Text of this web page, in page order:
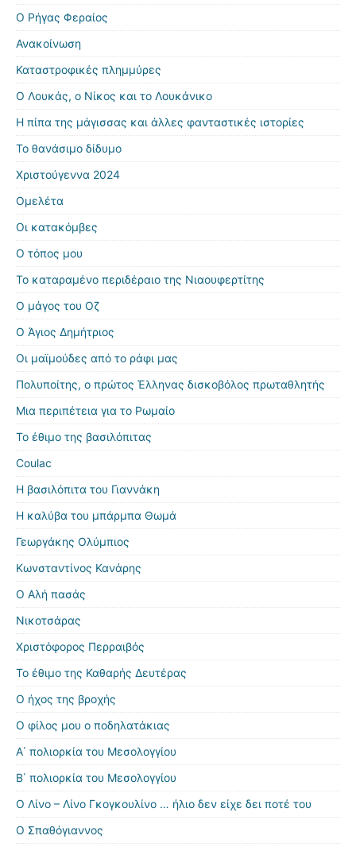
Ο Ρήγας Φεραίος
Ανακοίνωση
Καταστροφικές πλημμύρες
Ο Λουκάς, ο Νίκος και το Λουκάνικο
Η πίπα της μάγισσας και άλλες φανταστικές ιστορίες
Το θανάσιμο δίδυμο
Χριστούγεννα 2024
Ομελέτα
Οι κατακόμβες
Ο τόπος μου
Το καταραμένο περιδέραιο της Νιαουφερτίτης
Ο μάγος του Οζ
Ο Άγιος Δημήτριος
Οι μαϊμούδες από το ράφι μας
Πολυποίτης, ο πρώτος Έλληνας δισκοβόλος πρωταθλητής
Μια περιπέτεια για το Ρωμαίο
Το έθιμο της βασιλόπιτας
Coulac
Η βασιλόπιτα του Γιαννάκη
Η καλύβα του μπάρμπα Θωμά
Γεωργάκης Ολύμπιος
Κωνσταντίνος Κανάρης
Ο Αλή πασάς
Νικοτσάρας
Χριστόφορος Περραιβός
Το έθιμο της Καθαρής Δευτέρας
Ο ήχος της βροχής
Ο φίλος μου ο ποδηλατάκιας
Α΄ πολιορκία του Μεσολογγίου
Β΄ πολιορκία του Μεσολογγίου
Ο Λίνο – Λίνο Γκογκουλίνο … ήλιο δεν είχε δει ποτέ του
Ο Σπαθόγιαννος